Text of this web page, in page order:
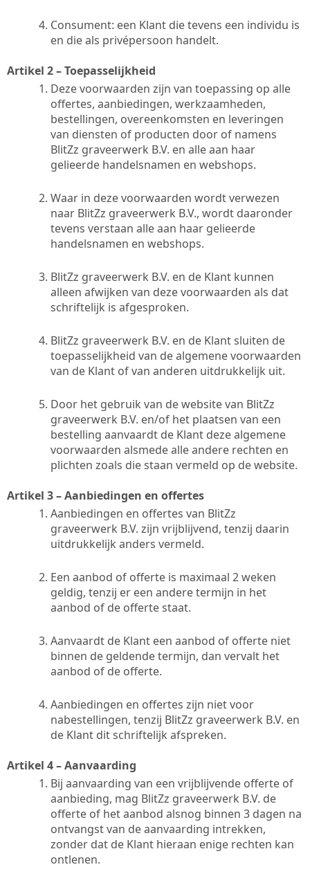
Consument: een Klant die tevens een individu is
en die als privépersoon handelt.
Artikel 2 – Toepasselijkheid
Deze voorwaarden zijn van toepassing op alle
offertes, aanbiedingen, werkzaamheden,
bestellingen, overeenkomsten en leveringen
van diensten of producten door of namens
BlitZz graveerwerk B.V. en alle aan haar
gelieerde handelsnamen en webshops.
Waar in deze voorwaarden wordt verwezen
naar BlitZz graveerwerk B.V., wordt daaronder
tevens verstaan alle aan haar gelieerde
handelsnamen en webshops.
BlitZz graveerwerk B.V. en de Klant kunnen
alleen afwijken van deze voorwaarden als dat
schriftelijk is afgesproken.
BlitZz graveerwerk B.V. en de Klant sluiten de
toepasselijkheid van de algemene voorwaarden
van de Klant of van anderen uitdrukkelijk uit.
Door het gebruik van de website van BlitZz
graveerwerk B.V. en/of het plaatsen van een
bestelling aanvaardt de Klant deze algemene
voorwaarden alsmede alle andere rechten en
plichten zoals die staan vermeld op de website.
Artikel 3 – Aanbiedingen en offertes
Aanbiedingen en offertes van BlitZz
graveerwerk B.V. zijn vrijblijvend, tenzij daarin
uitdrukkelijk anders vermeld.
Een aanbod of offerte is maximaal 2 weken
geldig, tenzij er een andere termijn in het
aanbod of de offerte staat.
Aanvaardt de Klant een aanbod of offerte niet
binnen de geldende termijn, dan vervalt het
aanbod of de offerte.
Aanbiedingen en offertes zijn niet voor
nabestellingen, tenzij BlitZz graveerwerk B.V. en
de Klant dit schriftelijk afspreken.
Artikel 4 – Aanvaarding
Bij aanvaarding van een vrijblijvende offerte of
aanbieding, mag BlitZz graveerwerk B.V. de
offerte of het aanbod alsnog binnen 3 dagen na
ontvangst van de aanvaarding intrekken,
zonder dat de Klant hieraan enige rechten kan
ontlenen.